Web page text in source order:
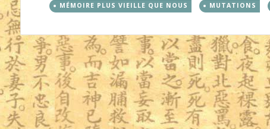
MÉMOIRE PLUS VIEILLE QUE NOUS
MUTATIONS